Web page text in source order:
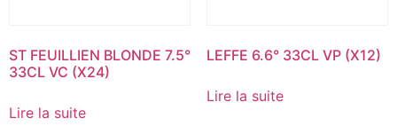
ST FEUILLIEN BLONDE 7.5°
33CL VC (X24)
Lire la suite
LEFFE 6.6° 33CL VP (X12)
Lire la suite